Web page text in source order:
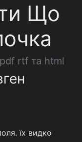
Що
rtf та html
їх видко